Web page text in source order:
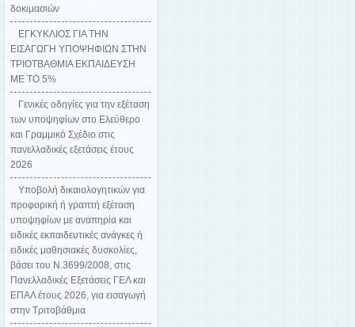
δοκιμασιών
ΕΓΚΥΚΛΙΟΣ ΓΙΑ ΤΗΝ
ΕΙΣΑΓΩΓΗ ΥΠΟΨΗΦΙΩΝ ΣΤΗΝ
ΤΡΙΟΤΒΑΘΜΙΑ ΕΚΠΑΙΔΕΥΣΗ
ΜΕ ΤΟ 5%
Γενικές οδηγίες για την εξέταση
των υποψηφίων στο Ελεύθερο
και Γραμμικό Σχέδιο στις
πανελλαδικές εξετάσεις έτους
2026
Υποβολή δικαιολογητικών για
προφορική ή γραπτή εξέταση
υποψηφίων με αναπηρία και
ειδικές εκπαιδευτικές ανάγκες ή
ειδικές μαθησιακές δυσκολίες,
βάσει του Ν.3699/2008, στις
Πανελλαδικές Εξετάσεις ΓΕΛ και
ΕΠΑΛ έτους 2026, για εισαγωγή
στην Τριτοβάθμια